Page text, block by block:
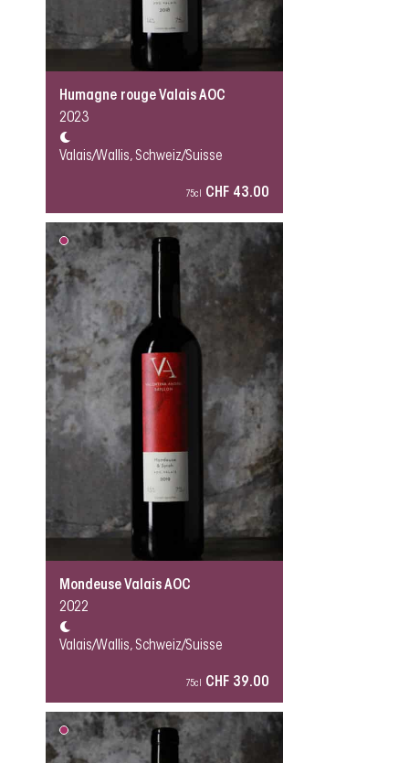
Humagne rouge Valais AOC
2023
Valais/Wallis, Schweiz/Suisse
75cl CHF 43.00
Mondeuse Valais AOC
2022
Valais/Wallis, Schweiz/Suisse
75cl CHF 39.00